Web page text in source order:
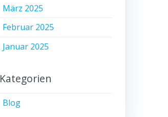
März 2025
Februar 2025
Januar 2025
Kategorien
Blog